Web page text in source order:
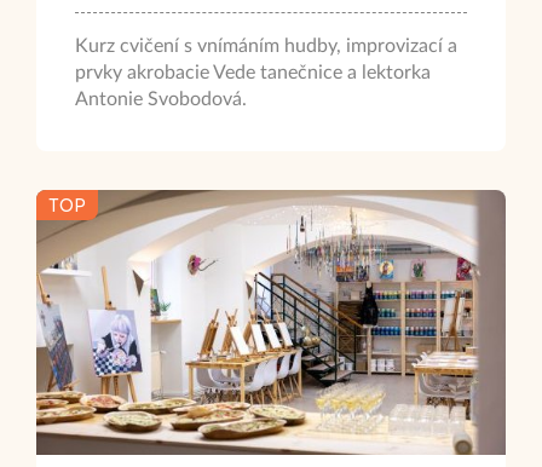
Kurz cvičení s vnímáním hudby, improvizací a
prvky akrobacie Vede tanečnice a lektorka
Antonie Svobodová.
TOP